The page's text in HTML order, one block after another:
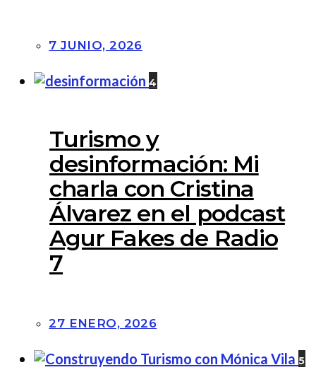
7 JUNIO, 2026
4
Turismo y
desinformación: Mi
charla con Cristina
Álvarez en el podcast
Agur Fakes de Radio
7
27 ENERO, 2026
5